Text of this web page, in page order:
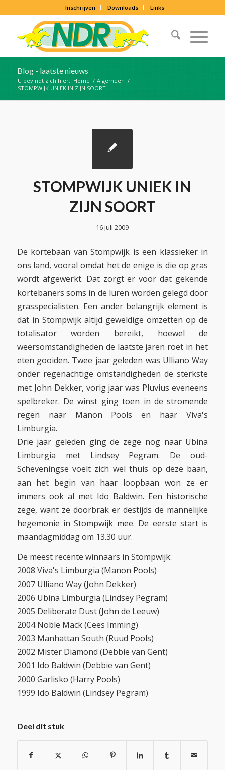
Inschrijven Downloads Links
Blog - laatste nieuws
U bevindt zich hier: Home / Algemeen /
STOMPWIJK UNIEK IN ZIJN SOORT
STOMPWIJK UNIEK IN
ZIJN SOORT
16 juli 2009
De kortebaan van Stompwijk is een klassieker in
ons land, vooral omdat het de enige is die op gras
wordt afgewerkt. Dat zorgt er voor dat gekende
kortebaners soms in de luren worden gelegd door
grasspecialisten. Een ander belangrijk element is
dat in Stompwijk altijd geweldige omzetten op de
totalisator worden bereikt, hoewel de
weersomstandigheden de laatste jaren roet in het
eten gooiden. Twee jaar geleden was Ulliano Way
onder regenachtige omstandigheden de sterkste
met John Dekker, vorig jaar was Pluvius eveneens
spelbreker. De winst ging toen in de stromende
regen naar Manon Pools en haar Viva's
Limburgia.
Drie jaar geleden ging de zege nog naar Ubina
Limburgia met Lindsey Pegram. De oud-
Scheveningse voelt zich wel thuis op deze baan,
aan het begin van haar loopbaan won ze er
immers ook al met Ido Baldwin. Een historische
zege, want ze doorbrak er destijds de mannelijke
hegemonie in Stompwijk mee. De eerste start is
maandagmiddag om 13.30 uur.
De meest recente winnaars in Stompwijk:
2008 Viva's Limburgia (Manon Pools)
2007 Ulliano Way (John Dekker)
2006 Ubina Limburgia (Lindsey Pegram)
2005 Deliberate Dust (John de Leeuw)
2004 Noble Mack (Cees Imming)
2003 Manhattan South (Ruud Pools)
2002 Mister Diamond (Debbie van Gent)
2001 Ido Baldwin (Debbie van Gent)
2000 Garlisko (Harry Pools)
1999 Ido Baldwin (Lindsey Pegram)
Deel dit stuk